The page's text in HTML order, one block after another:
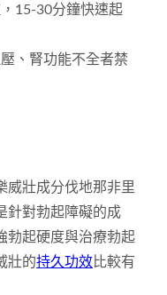
15-30分鐘快速起
、腎功能不全者禁
威壯成分伐地那非里
針對勃起障礙的成
勃起硬度與治療勃起
壯的持久功效比較有